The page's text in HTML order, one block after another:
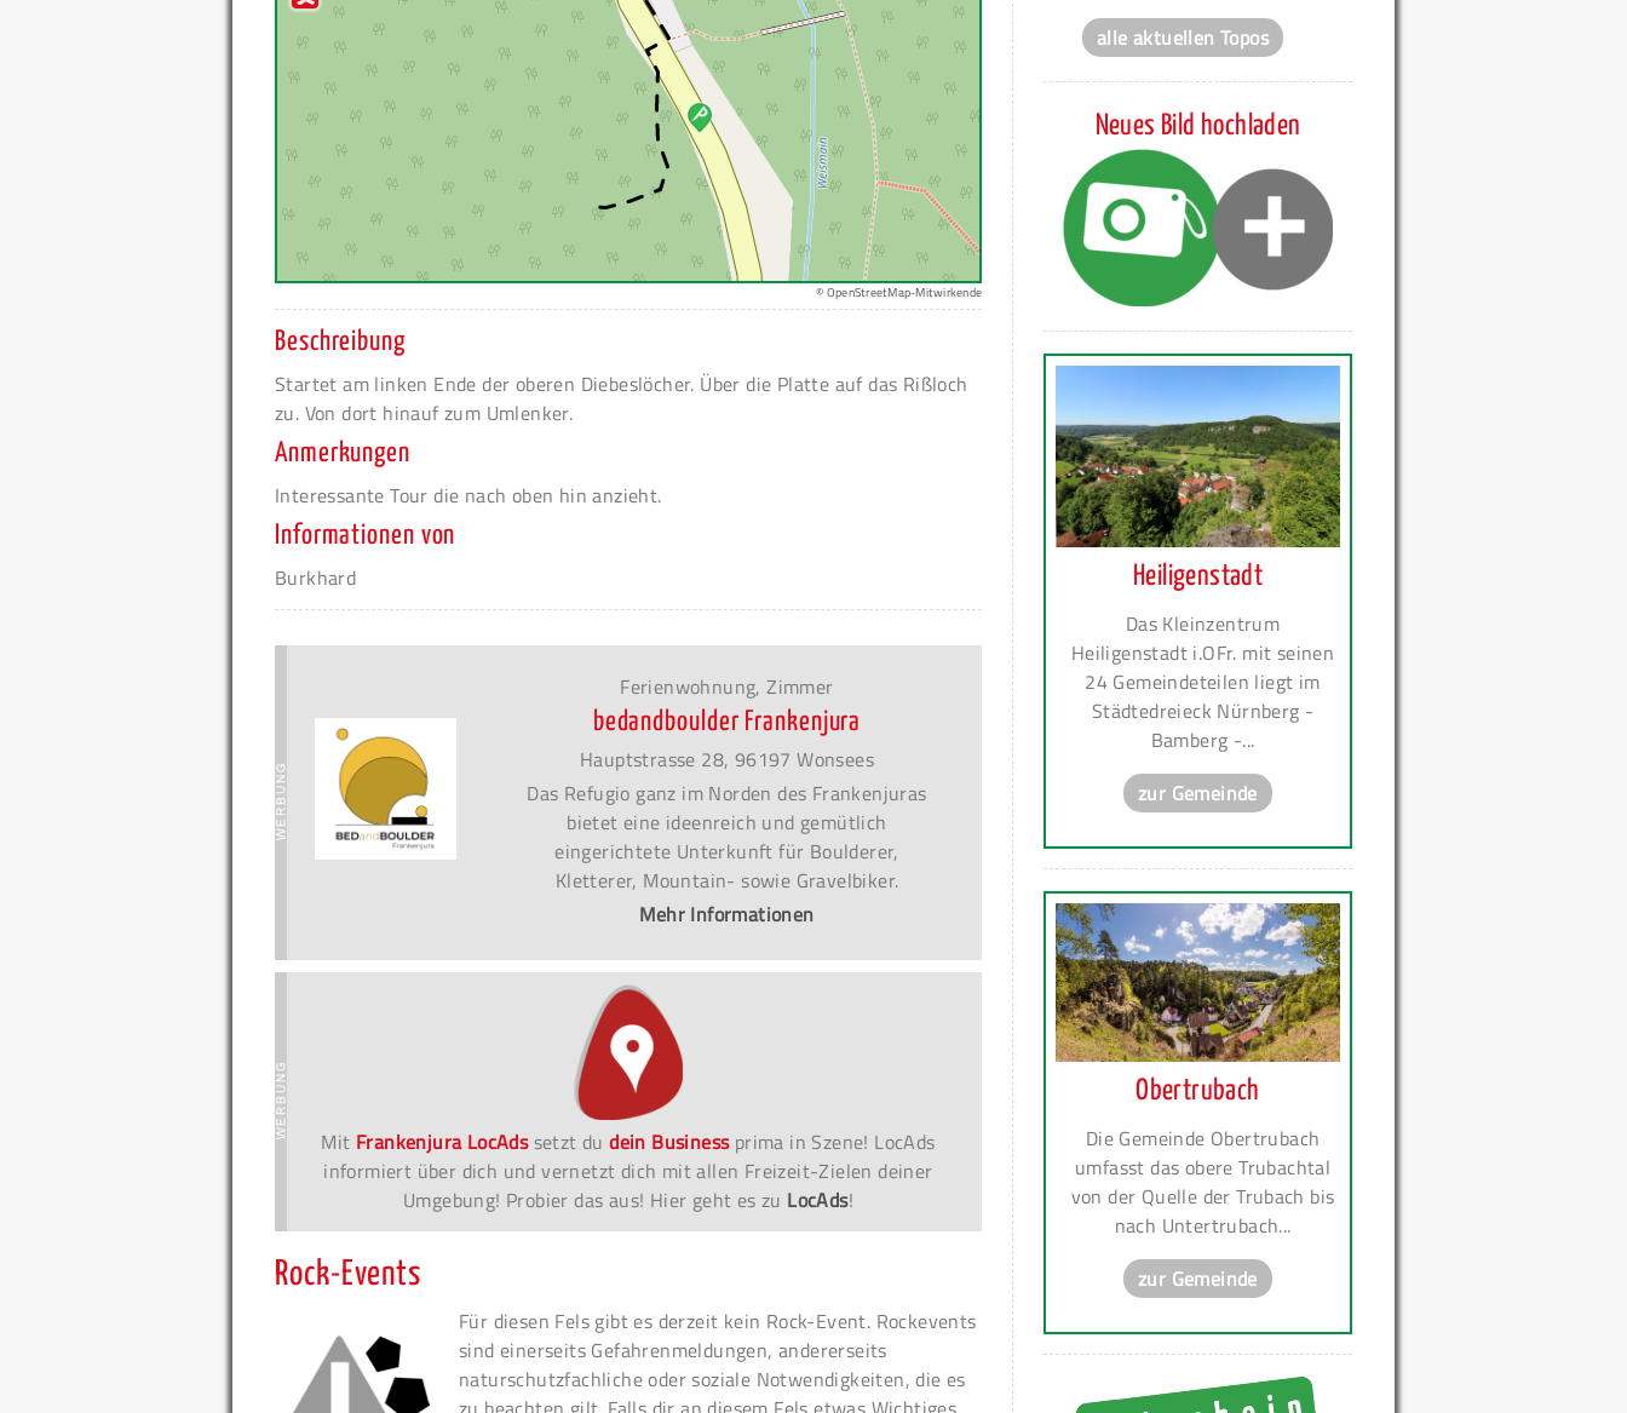
© OpenStreetMap-Mitwirkende
Beschreibung
Startet am linken Ende der oberen Diebeslöcher. Über die Platte auf das Rißloch
zu. Von dort hinauf zum Umlenker.
Anmerkungen
Interessante Tour die nach oben hin anzieht.
Informationen von
Burkhard
Ferienwohnung, Zimmer
bedandboulder Frankenjura
Hauptstrasse 28, 96197 Wonsees
Das Refugio ganz im Norden des Frankenjuras
bietet eine ideenreich und gemütlich
eingerichtete Unterkunft für Boulderer,
Kletterer, Mountain- sowie Gravelbiker.
Mehr Informationen
Mit Frankenjura LocAdssetzt dudein Businessprima in Szene! LocAds
informiert über dich und vernetzt dich mit allen Freizeit-Zielen deiner
Umgebung! Probier das aus! Hier geht es zu LocAds!
Rock-Events
Für diesen Fels gibt es derzeit kein Rock-Event. Rockevents
sind einerseits Gefahrenmeldungen, andererseits
naturschutzfachliche oder soziale Notwendigkeiten, die es
alle aktuellen Topos
Neues Bild hochladen
Heiligenstadt
Das Kleinzentrum
Heiligenstadt i.OFr. mit seinen
24 Gemeindeteilen liegt im
Städtedreieck Nürnberg -
Bamberg -...
zur Gemeinde
Obertrubach
Die Gemeinde Obertrubach
umfasst das obere Trubachtal
von der Quelle der Trubach bis
nach Untertrubach...
zur Gemeinde